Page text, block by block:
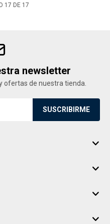
17 DE 17
newsletter
ofertas de nuestra tienda.
SUSCRIBIRME